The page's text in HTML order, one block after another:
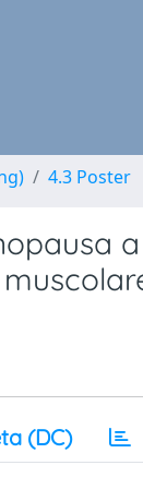
4.3 Poster
(DC)